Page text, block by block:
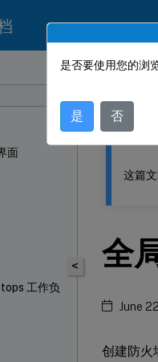
面
工作负
此内容已经
<
这篇
全
June
创建防火
是否要使用您的浏
是 否